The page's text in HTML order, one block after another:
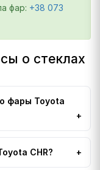
фар: +38 073
о стеклах
фары Toyota
CHR?